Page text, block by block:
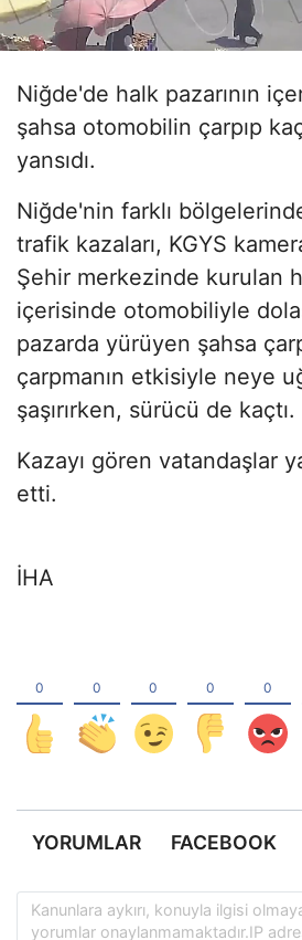
Niğde'de halk pazarının
şahsa otomobilin çarpıp
yansıdı.
Niğde'nin farklı
trafik kazaları, KGYS
Şehir merkezinde kurulan
içerisinde otomobiliyle
pazarda yürüyen şahsa
çarpmanın etkisiyle neye
şaşırırken, sürücü de kaçtı.
Kazayı gören vatandaşlar
etti.
İHA
YORUMLAR FACEBOOK